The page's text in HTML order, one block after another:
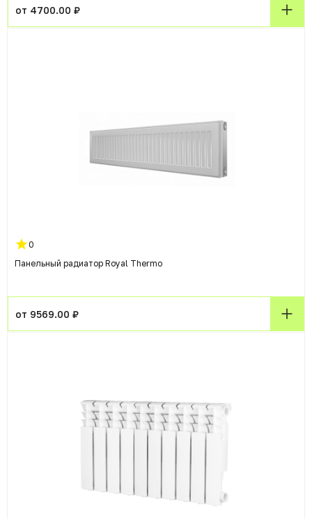
от 4700.00 ₽
0
Панельный радиатор Royal Thermo
от 9569.00 ₽